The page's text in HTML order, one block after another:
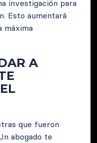
investigación para
Esto aumentará
máxima
A
que fueron
abogado te